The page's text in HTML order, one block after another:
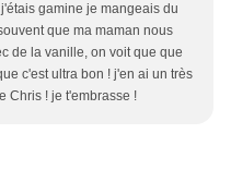
gamine je mangeais du
que ma maman nous
de la vanille, on voit que que
c'est ultra bon ! j'en ai un très
Chris ! je t'embrasse !